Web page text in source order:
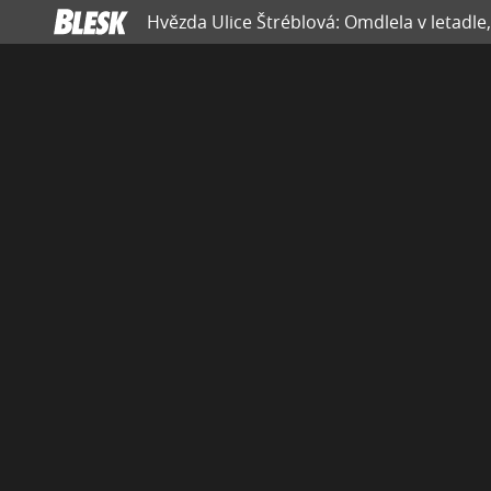
Hvězda Ulice Štréblová: Omdlela v